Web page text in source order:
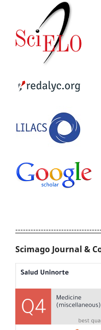
Scimago Journal &